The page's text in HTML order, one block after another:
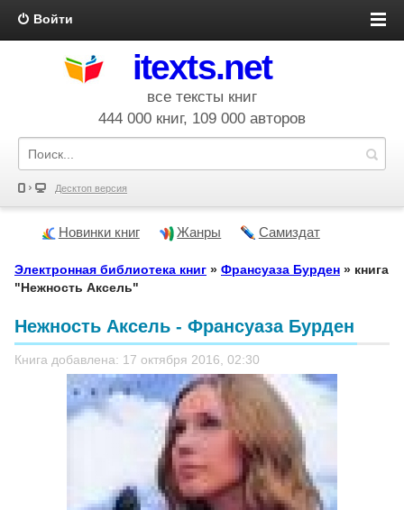
Войти
itexts.net
все тексты книг
444 000 книг, 109 000 авторов
Десктоп версия
Новинки книг Жанры Самиздат
Электронная библиотека книг » Франсуаза Бурден » книга
"Нежность Аксель"
Нежность Аксель - Франсуаза Бурден
Книга добавлена: 17 октября 2016, 02:30